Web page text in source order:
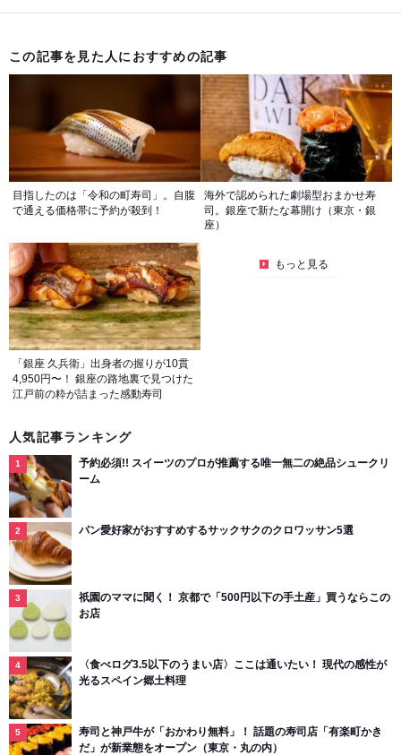
この記事を見た人におすすめの記事
目指したのは「令和の町寿司」。自腹
で通える価格帯に予約が殺到！
海外で認められた劇場型おまかせ寿
司。銀座で新たな幕開け（東京・銀
座）
「銀座 久兵衛」出身者の握りが10貫
4,950円〜！ 銀座の路地裏で見つけた
江戸前の粋が詰まった感動寿司
もっと見る
人気記事ランキング
予約必須!! スイーツのプロが推薦する唯一無二の絶品シュークリ
ーム
パン愛好家がおすすめするサックサクのクロワッサン5選
祇園のママに聞く！ 京都で「500円以下の手土産」買うならこの
お店
〈食べログ3.5以下のうまい店〉ここは通いたい！ 現代の感性が
光るスペイン郷土料理
寿司と神戸牛が「おかわり無料」！ 話題の寿司店「有楽町かき
だ」が新業態をオープン（東京・丸の内）